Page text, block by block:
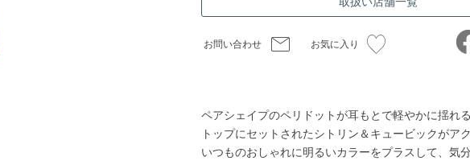
お問い合わせ お気に入り
ペアシェイプのペリドットが耳もとで軽やかに揺れる
トップにセットされたシトリン＆キュービックがアク
いつものおしゃれに明るいカラーをプラスして、気分